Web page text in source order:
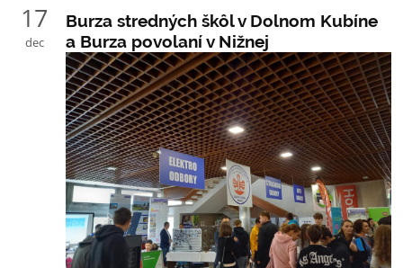
17
dec
Burza stredných škôl v Dolnom Kubíne
a Burza povolaní v Nižnej